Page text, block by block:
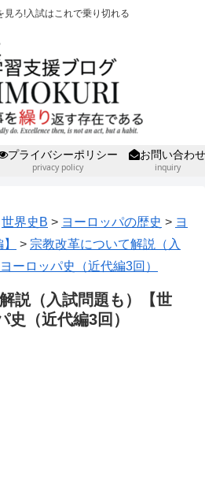
見ろ!入試はこれで乗り切れる
プライバシーポリシー
privacy policy
お問い合わせ
inquiry
世界史B > ヨーロッパの歴史 > ヨ
> 宗教改革について解説（入
ーロッパ史（近代編3回）
説（入試問題も）【世
（近代編3回）